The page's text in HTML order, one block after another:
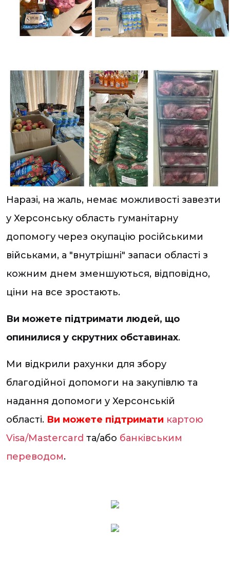
Наразі, на жаль, немає можливості завезти
у Херсонську область гуманітарну
допомогу через окупацію російськими
військами, а "внутрішні" запаси області з
кожним днем зменшуються, відповідно,
ціни на все зростають.
Ви можете підтримати людей, що
опинилися у скрутних обставинах.
Ми відкрили рахунки для збору
благодійної допомоги на закупівлю та
надання допомоги у Херсонській
області. Ви можете підтримати картою
Visa/Mastercard та/або банківським
переводом.